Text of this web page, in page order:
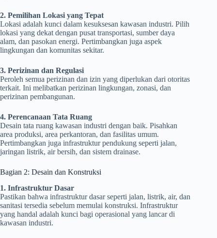
2. Pemilihan Lokasi yang Tepat
Lokasi adalah kunci dalam kesuksesan kawasan industri. Pilih
lokasi yang dekat dengan pusat transportasi, sumber daya
alam, dan pasokan energi. Pertimbangkan juga aspek
lingkungan dan komunitas sekitar.
3. Perizinan dan Regulasi
Peroleh semua perizinan dan izin yang diperlukan dari otoritas
terkait. Ini melibatkan perizinan lingkungan, zonasi, dan
perizinan pembangunan.
4. Perencanaan Tata Ruang
Desain tata ruang kawasan industri dengan baik. Pisahkan
area produksi, area perkantoran, dan fasilitas umum.
Pertimbangkan juga infrastruktur pendukung seperti jalan,
jaringan listrik, air bersih, dan sistem drainase.
Bagian 2: Desain dan Konstruksi
1. Infrastruktur Dasar
Pastikan bahwa infrastruktur dasar seperti jalan, listrik, air, dan
sanitasi tersedia sebelum memulai konstruksi. Infrastruktur
yang handal adalah kunci bagi operasional yang lancar di
kawasan industri.